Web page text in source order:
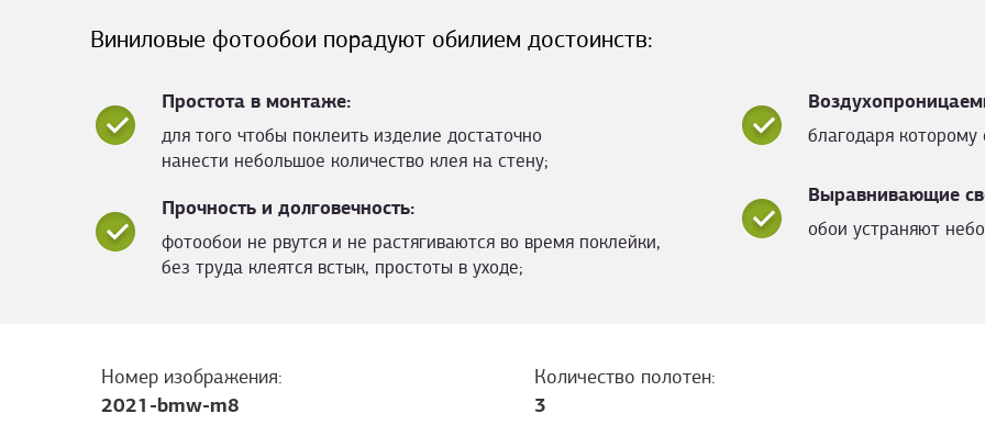
Виниловые фотообои порадуют обилием достоинств:
Простота в монтаже:
для того чтобы поклеить изделие достаточно
нанести небольшое количество клея на стену;
благодаря
Выравнивающие
обои устраняют
Прочность и долговечность:
фотообои не рвутся и не растягиваются во время поклейки,
без труда клеятся встык, простоты в уходе;
Номер изображения:
2021-bmw-m8
Количество полотен:
3